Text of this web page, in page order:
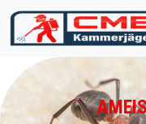
Zum Inhalt springen